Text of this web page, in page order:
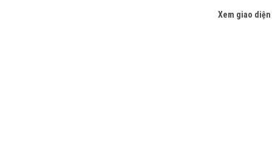
Xem giao diện